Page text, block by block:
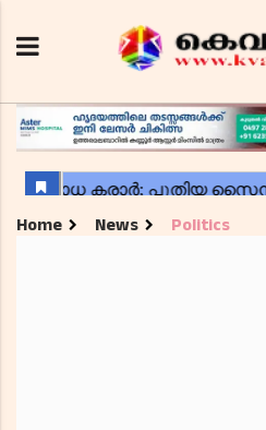
Home News Politics